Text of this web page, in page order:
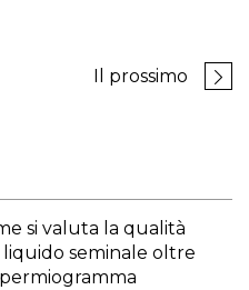
Il prossimo
si valuta la qualità
seminale oltre